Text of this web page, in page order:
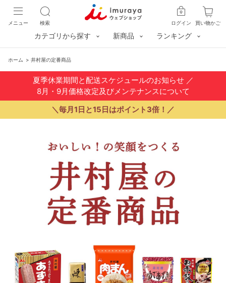
買い物かご
ログイン
検索
メニュー
カテゴリから探す 新商品 ランキング
ホーム > 井村屋の定番商品
夏季休業期間と配送スケジュールのお知らせ／
8月・9月価格改定及びメンテナンスについて
＼毎月1日と15日はポイント3倍！／